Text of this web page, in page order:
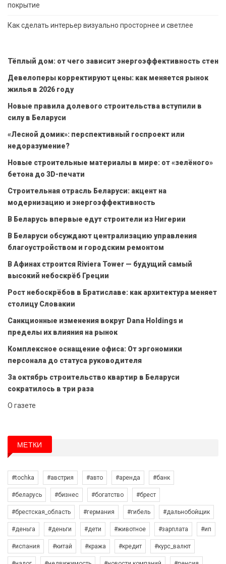
покрытие
Как сделать интерьер визуально просторнее и светлее
Тёплый дом: от чего зависит энергоэффективность стен
Девелоперы корректируют цены: как меняется рынок
жилья в 2026 году
Новые правила долевого строительства вступили в
силу в Беларуси
«Лесной домик»: перспективный госпроект или
недоразумение?
Новые строительные материалы в мире: от «зелёного»
бетона до 3D-печати
Строительная отрасль Беларуси: акцент на
модернизацию и энергоэффективность
В Беларусь впервые едут строители из Нигерии
В Беларуси обсуждают централизацию управления
благоустройством и городским ремонтом
В Афинах строится Riviera Tower — будущий самый
высокий небоскрёб Греции
Рост небоскрёбов в Братиславе: как архитектура меняет
столицу Словакии
Санкционные изменения вокруг Dana Holdings и
пределы их влияния на рынок
Комплексное оснащение офиса: От эргономики
персонала до статуса руководителя
За октябрь строительство квартир в Беларуси
сократилось в три раза
О газете
МЕТКИ
#tochka #австрия #авто #аренда #банк
#беларусь #бизнес #богатство #брест
#брестская_область #германия #гибель #дальнобойщик
#деньга #деньги #дети #животное #зарплата #ип
#испания #китай #кража #кредит #курс_валют